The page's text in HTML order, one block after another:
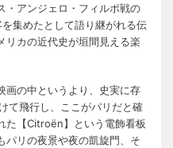
・アンジェロ・フィルポ戦の
集めたとして語り継がれる伝
リカの近代史が垣間見える楽
画の中というより、史実に存
て飛行し、ここがパリだと確
た【Citroën】という電飾看板
パリの夜景や夜の凱旋門、そ